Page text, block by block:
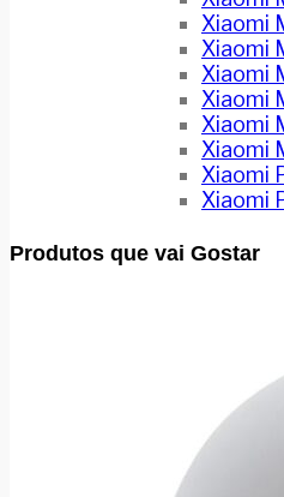
Xiaomi
Xiaomi
Xiaomi
Xiaomi
Xiaomi
Xiaomi
Xiaomi
Xiaomi
Produtos que vai Gostar